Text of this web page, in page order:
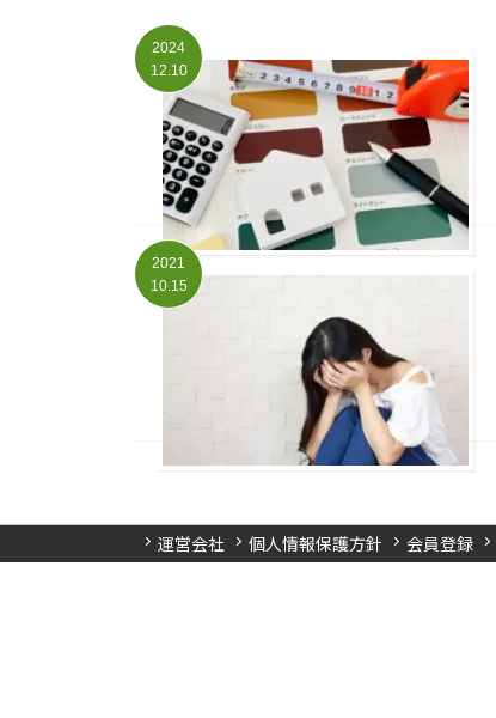
2024
12.10
2021
10.15
運営会社 個人情報保護方針 会員登録